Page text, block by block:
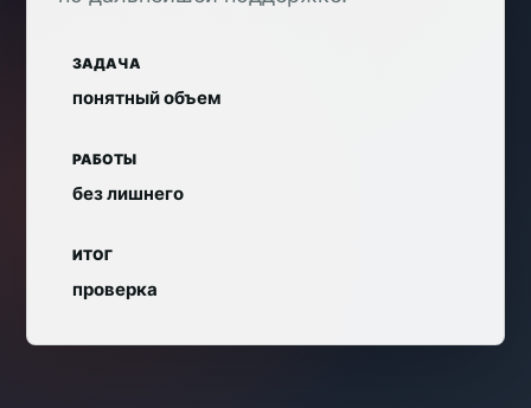
ЗАДАЧА
понятный объем
РАБОТЫ
без лишнего
ИТОГ
проверка